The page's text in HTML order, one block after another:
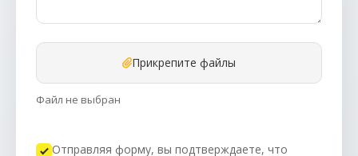
Прикрепите файлы
Файл не выбран
Отправляя форму, вы подтверждаете, что